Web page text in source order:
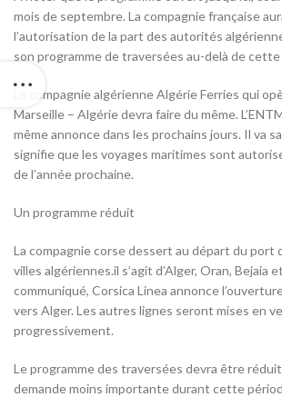
mois de septembre. La compagnie française
l’autorisation de la part des autorités
son programme de traversées au-delà de
La compagnie algérienne Algérie Ferries qui
Marseille – Algérie devra faire du même.
même annonce dans les prochains jours. Il va
signifie que les voyages maritimes sont
de l’année prochaine.
Un programme réduit
La compagnie corse dessert au départ du port
villes algériennes.il s’agit d’Alger, Oran, Bejaia
communiqué, Corsica Linea annonce
vers Alger. Les autres lignes seront mises en
progressivement.
Le programme des traversées devra être
demande moins importante durant cette